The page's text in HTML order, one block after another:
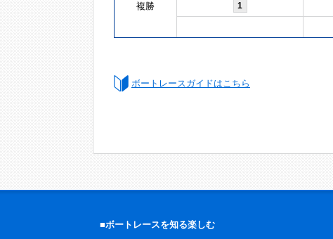
複勝 1
ボートレースガイドはこちら
■ボートレースを知る楽しむ